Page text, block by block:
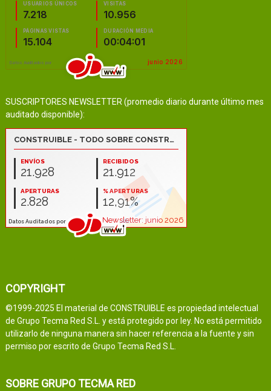
SUSCRIPTORES NEWSLETTER (promedio diario durante último mes
auditado disponible):
COPYRIGHT
©1999-2025 El material de CONSTRUIBLE es propiedad intelectual
de Grupo Tecma Red S.L. y está protegido por ley. No está permitido
utilizarlo de ninguna manera sin hacer referencia a la fuente y sin
permiso por escrito de Grupo Tecma Red S.L.
SOBRE GRUPO TECMA RED